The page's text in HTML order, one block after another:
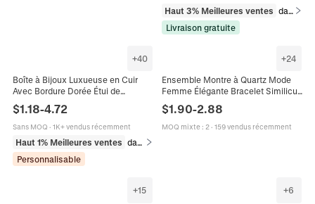
Haut 3% Meilleures ventes
dans Bracelets
Livraison gratuite
+40
Boîte à Bijoux Luxueuse en Cuir
Avec Bordure Dorée Étui de
Présentation pour Bague Boucle
d'Oreille Pendentif Bracelet Collier
$1.18-4.72
Sans MOQ · 1K+ vendus récemment
Haut 1% Meilleures ventes
dans Emballages et présentoirs pour bijoux
Personnalisable
+24
Ensemble Montre à Quartz Mode
Femme Élégante Bracelet Similicuir
Avec Bracelet Étoile Strass Ton Or
Rose Cadeau Pour Femme
$1.90-2.88
MOQ mixte: 2· 159 vendus récemment
+15 +6